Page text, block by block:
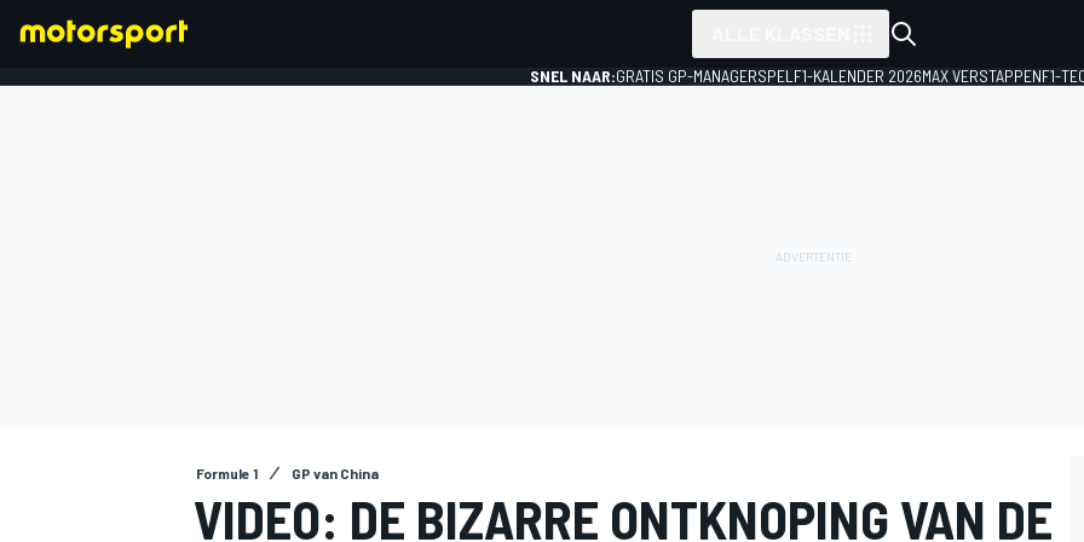
SNEL NAAR:GRATIS GP-MANAGERSPEL F1-KALENDER 2026MAX VERSTAPPENF1-
Formule 1 GP van China
VIDEO: DE BIZARRE ONTKNOPING VAN DE